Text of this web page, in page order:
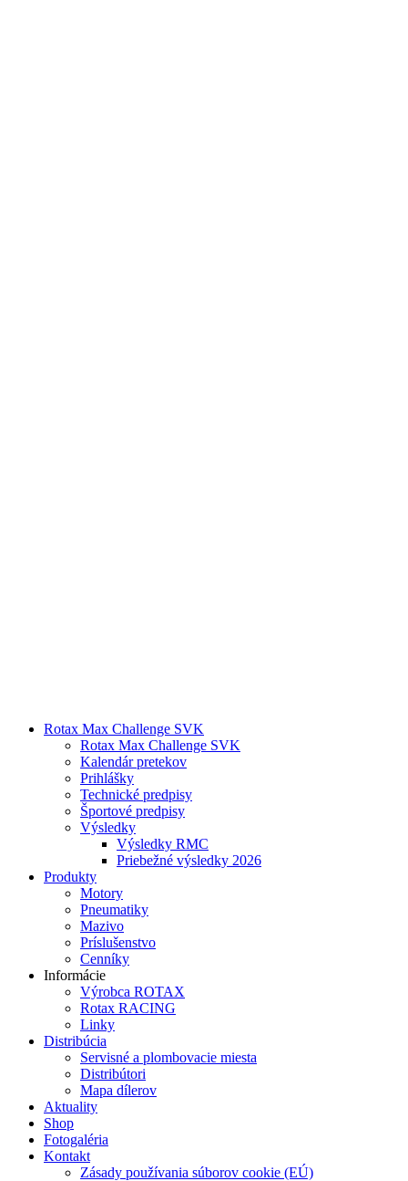
Rotax Max Challenge SVK
Rotax Max Challenge SVK
Kalendár pretekov
Prihlášky
Technické predpisy
Športové predpisy
Výsledky
Výsledky RMC
Priebežné výsledky 2026
Produkty
Motory
Pneumatiky
Mazivo
Príslušenstvo
Cenníky
Informácie
Výrobca ROTAX
Rotax RACING
Linky
Distribúcia
Servisné a plombovacie miesta
Distribútori
Mapa dílerov
Aktuality
Shop
Fotogaléria
Kontakt
Zásady používania súborov cookie (EÚ)